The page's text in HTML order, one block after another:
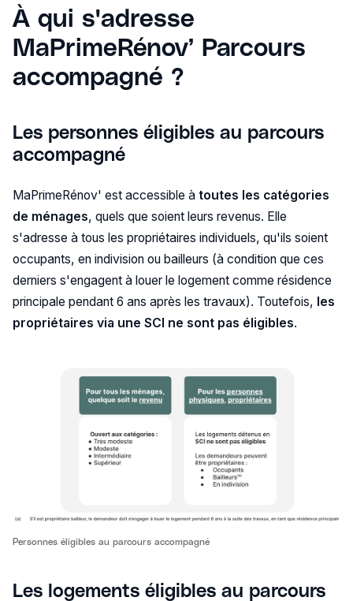
À qui s'adresse
MaPrimeRénov’ Parcours
accompagné ?
Les personnes éligibles au parcours
accompagné
MaPrimeRénov' est accessible à toutes les catégories
de ménages, quels que soient leurs revenus. Elle
s'adresse à tous les propriétaires individuels, qu'ils soient
occupants, en indivision ou bailleurs (à condition que ces
derniers s'engagent à louer le logement comme résidence
principale pendant 6 ans après les travaux). Toutefois, les
propriétaires via une SCI ne sont pas éligibles.
Personnes éligibles au parcours accompagné
Les logements éligibles au parcours